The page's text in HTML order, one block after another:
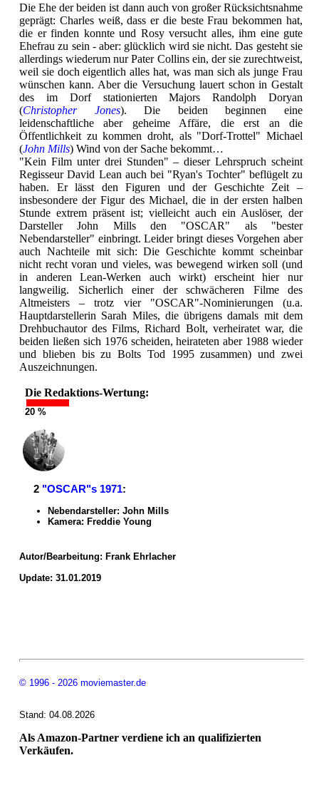
Die Ehe der beiden ist dann auch von großer Rücksichtsnahme
geprägt: Charles weiß, dass er die beste Frau bekommen hat,
die er finden konnte und Rosy versucht alles, ihm eine gute
Ehefrau zu sein - aber: glücklich wird sie nicht. Das gesteht sie
allerdings wiederum nur Pater Collins ein, der sie zurechtweist,
weil sie doch eigentlich alles hat, was man sich als junge Frau
wünschen kann. Aber die Versuchung lauert schon in Gestalt
des im Dorf stationierten Majors Randolph Doryan
(Christopher Jones). Die beiden beginnen eine
leidenschaftliche aber geheime Affäre, die erst an die
Öffentlichkeit zu kommen droht, als "Dorf-Trottel" Michael
(John Mills) Wind von der Sache bekommt…
"Kein Film unter drei Stunden" – dieser Lehrspruch scheint
Regisseur David Lean auch bei "Ryan's Tochter" beflügelt zu
haben. Er lässt den Figuren und der Geschichte Zeit –
insbesondere der Figur des Michael, die in der ersten halben
Stunde extrem präsent ist; vielleicht auch ein Auslöser, der
Darsteller John Mills den "OSCAR" als "bester
Nebendarsteller" einbringt. Leider bringt dieses Vorgehen aber
auch Nachteile mit sich: Die Geschichte kommt scheinbar
nicht recht voran und vieles, was bewegend wirken soll (und
in anderen Lean-Werken auch wirkt) erscheint hier nur
langweilig. Sicherlich einer der schwächeren Filme des
Altmeisters – trotz vier "OSCAR"-Nominierungen (u.a.
Hauptdarstellerin Sarah Miles, die übrigens damals mit dem
Drehbuchautor des Films, Richard Bolt, verheiratet war, die
beiden ließen sich 1976 scheiden, heirateten aber 1988 wieder
und blieben bis zu Bolts Tod 1995 zusammen) und zwei
Auszeichnungen.
Die Redaktions-Wertung:
20 %
2 "OSCAR"s 1971:
Nebendarsteller: John Mills
Kamera: Freddie Young
Autor/Bearbeitung: Frank Ehrlacher
Update: 31.01.2019
© 1996 - 2026 moviemaster.de
Stand: 04.08.2026
Als Amazon-Partner verdiene ich an qualifizierten
Verkäufen.